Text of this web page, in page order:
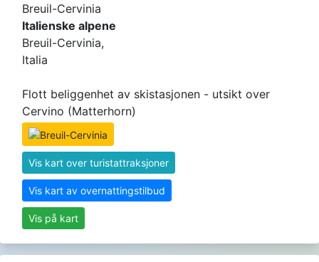
Breuil-Cervinia
Italienske alpene
Breuil-Cervinia,
Italia
Flott beliggenhet av skistasjonen - utsikt over
Cervino (Matterhorn)
Vis kart over turistattraksjoner
Vis kart av overnattingstilbud
Vis på kart